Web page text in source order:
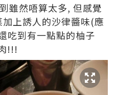
雖然唔算太多, 但感覺
上誘人的沙律醬味(應
吃到有一點點的柚子
!!!